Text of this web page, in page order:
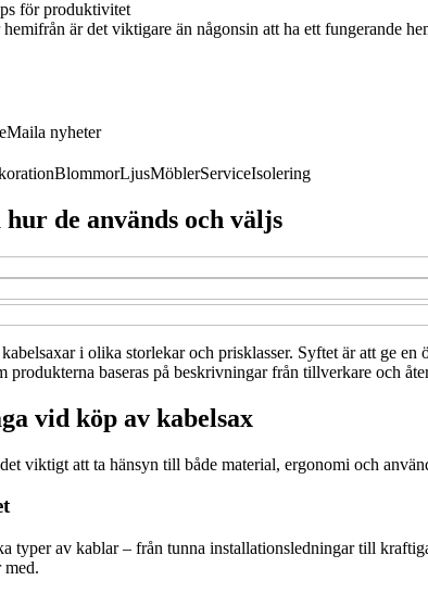
för produktivitet
är det viktigare än någonsin att ha ett fungerande
Maila nyheter
BlommorLjusMöblerServiceIsolering
de används och väljs
i olika storlekar och prisklasser. Syftet är att ge
produkterna baseras på beskrivningar från tillverkare och
vid köp av kabelsax
viktigt att ta hänsyn till både material, ergonomi och
typer av kablar – från tunna installationsledningar till
med.